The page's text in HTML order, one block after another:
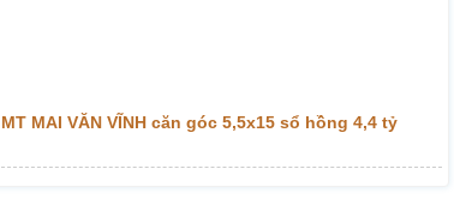
MT MAI VĂN VĨNH căn góc 5,5x15 sổ hồng 4,4 tỷ